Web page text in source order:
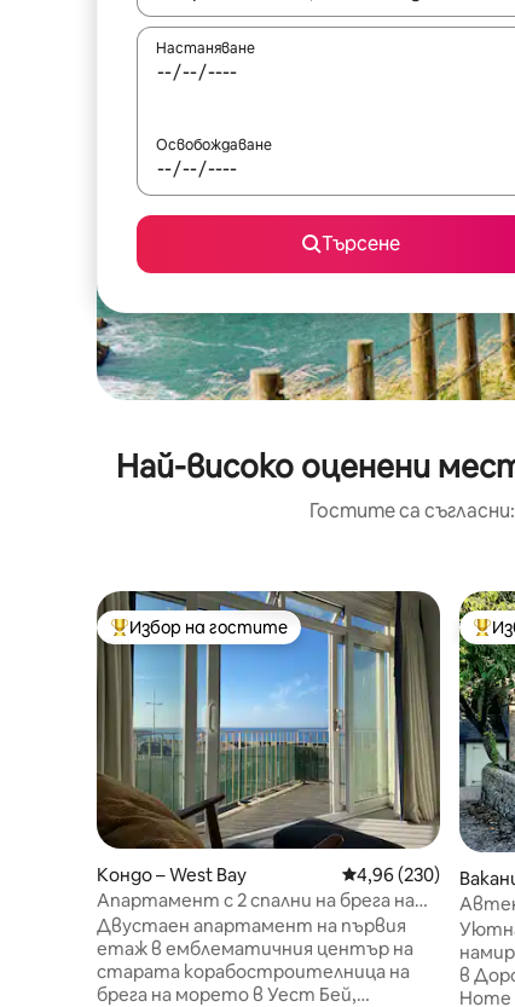
Настаняване
Освобождаване
Търсене
Най-високо оценени
Гостите са
Най-популярен избор на гостите
Избор на гостите
Кондо – West Bay Средна оценка:
4,96 (230)
Апартамент с 2 спални на брега на
морето, на секунди от плажа
Дорсет
Двустаен апартамент на първия
етаж в емблематичния център на
старата корабостроителница на
брега на морето в Уест Бей,
Най-
от
в